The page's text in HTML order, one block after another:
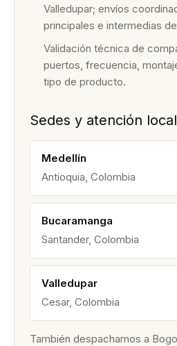
Valledupar; envíos
principales e intermedias
Validación técnica de
puertos, frecuencia,
tipo de producto.
Sedes y atención local
Medellín
Antioquia, Colombia
Bucaramanga
Santander, Colombia
Valledupar
Cesar, Colombia
También despachamos a